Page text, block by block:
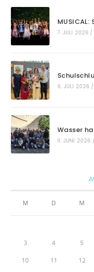
7. JULI 2026 /
6. JULI 2026 /
Wasser
11. JUNI 2026 /
M D M
3 4 5
10 11 12